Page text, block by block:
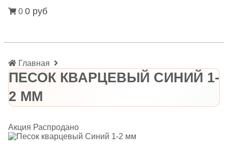
0 0 руб
Главная
ПЕСОК КВАРЦЕВЫЙ СИНИЙ 1-
2 ММ
Акция Распродано